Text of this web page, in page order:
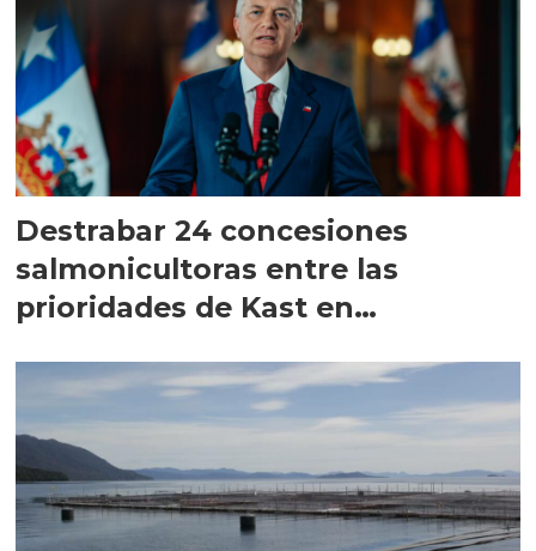
Destrabar 24 concesiones
salmonicultoras entre las
prioridades de Kast en